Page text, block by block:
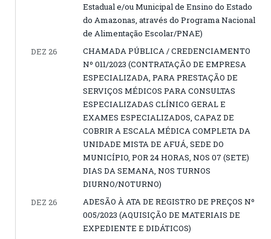
Estadual e/ou Municipal de Ensino do Estado
do Amazonas, através do Programa Nacional
de Alimentação Escolar/PNAE)
DEZ 26
CHAMADA PÚBLICA / CREDENCIAMENTO
Nº 011/2023 (CONTRATAÇÃO DE EMPRESA
ESPECIALIZADA, PARA PRESTAÇÃO DE
SERVIÇOS MÉDICOS PARA CONSULTAS
ESPECIALIZADAS CLÍNICO GERAL E
EXAMES ESPECIALIZADOS, CAPAZ DE
COBRIR A ESCALA MÉDICA COMPLETA DA
UNIDADE MISTA DE AFUÁ, SEDE DO
MUNICÍPIO, POR 24 HORAS, NOS 07 (SETE)
DIAS DA SEMANA, NOS TURNOS
DIURNO/NOTURNO)
DEZ 26
ADESÃO À ATA DE REGISTRO DE PREÇOS Nº
005/2023 (AQUISIÇÃO DE MATERIAIS DE
EXPEDIENTE E DIDÁTICOS)